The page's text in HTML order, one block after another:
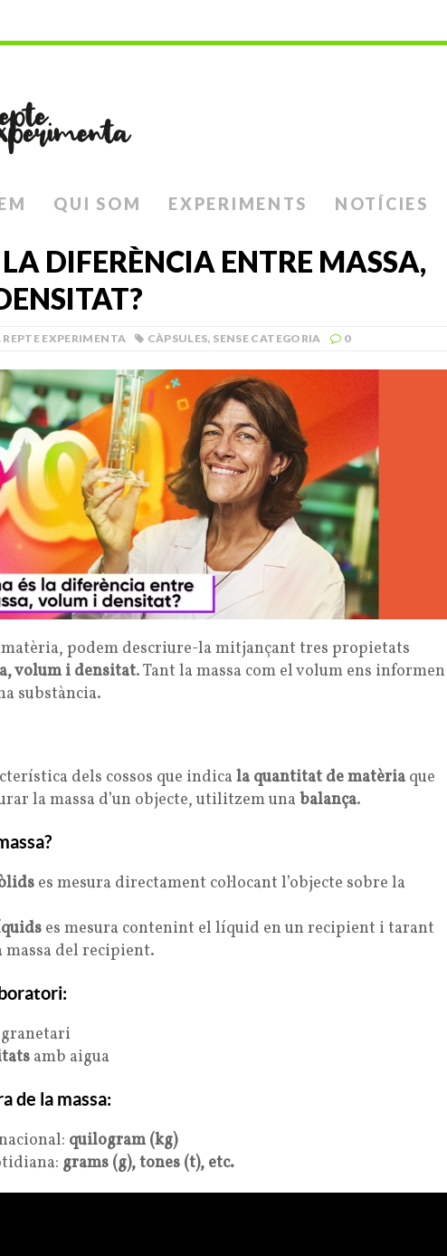
QUI SOM EXPERIMENTS NOTÍCIES
DIFERÈNCIA ENTRE MASSA,
REPTE EXPERIMENTA CÀPSULES, SENSE CATEGORIA 0
podem descriure-la mitjançant tres propietats
volum i densitat. Tant la massa com el volum ens informen
substància.
dels cossos que indica la quantitat de matèria que
la massa d’un objecte, utilitzem una balança.
es mesura directament col·locant l’objecte sobre la
es mesura contenint el líquid en un recipient i tarant
del recipient.
amb aigua
de la massa:
quilogram (kg)
grams (g), tones (t), etc.